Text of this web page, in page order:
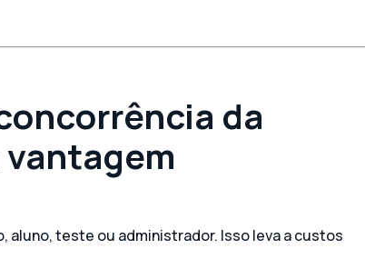
da
teste ou administrador. Isso leva a custos